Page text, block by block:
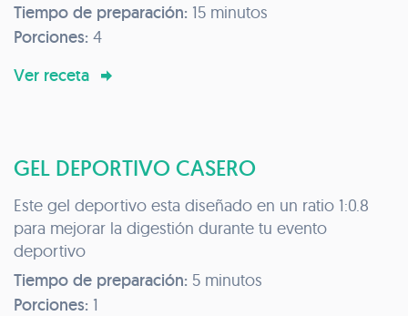
Tiempo de preparación: 15 minutos
Porciones: 4
Ver receta
GEL DEPORTIVO CASERO
Este gel deportivo esta diseñado en un ratio 1:0.8
para mejorar la digestión durante tu evento
deportivo
Tiempo de preparación: 5 minutos
Porciones: 1